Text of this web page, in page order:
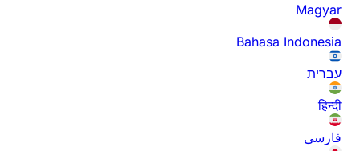
Magyar
Bahasa Indonesia
עברית
हिन्दी
فارسی